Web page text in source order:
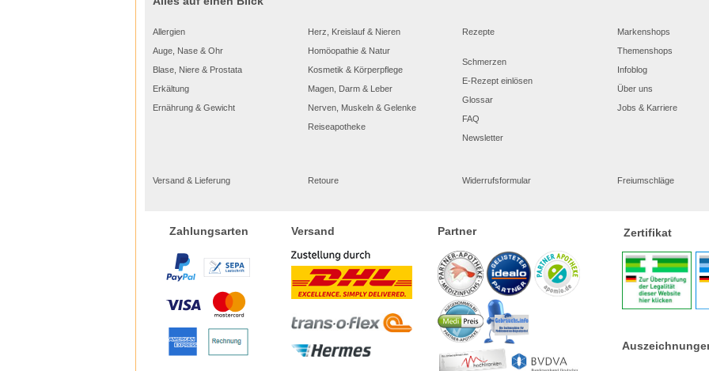
Allergien
Auge, Nase & Ohr
Blase, Niere & Prostata
Erkältung
Ernährung & Gewicht
Herz, Kreislauf & Nieren
Homöopathie & Natur
Kosmetik & Körperpflege
Magen, Darm & Leber
Nerven, Muskeln & Gelenke
Reiseapotheke
Rezepte
Schmerzen
E-Rezept einlösen
Glossar
FAQ
Newsletter
Markenshops
Themenshops
Infoblog
Über uns
Jobs & Karriere
Versand & Lieferung Retoure Widerrufsformular Freiumschläge
Zahlungsarten Versand Partner Zertifikat